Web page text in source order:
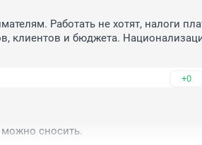
Работать не хотят, налоги
клиентов и бюджета.
+0
сносить.